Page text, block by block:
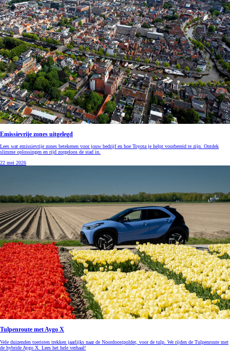
Emissievrije zones uitgelegd
Lees wat emissievrije zones betekenen voor jouw bedrijf en hoe Toyota je helpt voorbereid te zijn. Ontdek
slimme oplossingen en rijd zorgeloos de stad in.
22 mei 2026
Tulpenroute met Aygo X
Vele duizenden toeristen trekken jaarlijks naar de Noordoostpolder, voor de tulp. We rijden de Tulpenroute met
de hybride Aygo X. Lees het hele verhaal!